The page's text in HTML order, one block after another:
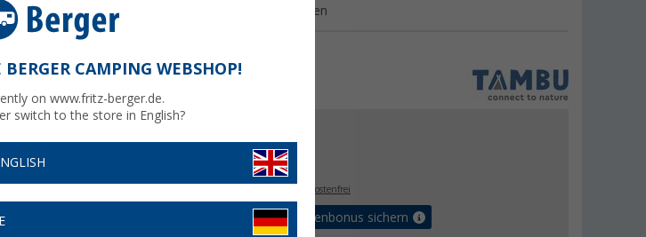
Komfort Trekking Tunnelzelt braun für 4 Personen
für 4 Personen
499,- €
versandkostenfrei
€ Vorteilskartenbonus sichern
CAMPING WEBSHOP!
on www.fritz-berger.de.
switch to the store in English?